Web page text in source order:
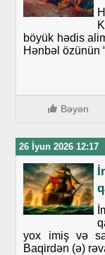
böyük hədis
Hənbəl özünün
Bəyən
26 İyun 2026 12:17
yox imiş və
Baqirdən (ə)